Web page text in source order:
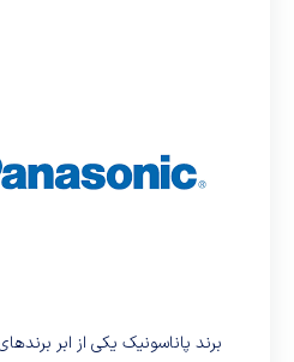
برند پاناسونیک یکی از ابر